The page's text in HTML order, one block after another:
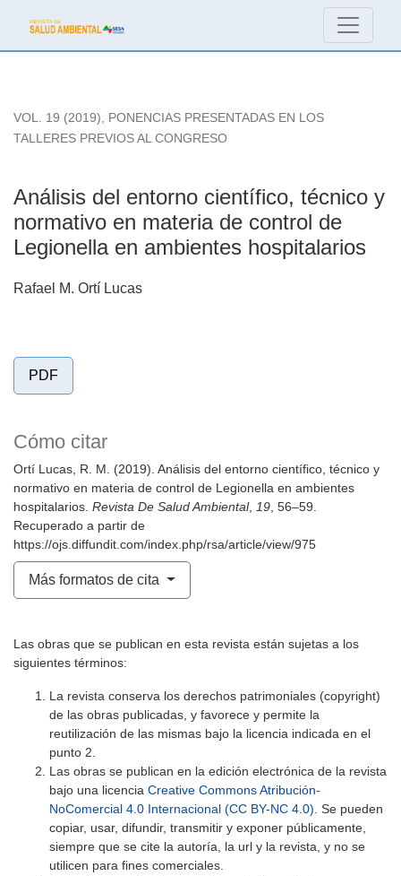
Análisis del entorno científico, técnico y normativo en
VOL. 19 (2019), PONENCIAS PRESENTADAS EN LOS
TALLERES PREVIOS AL CONGRESO
Análisis del entorno científico, técnico y
normativo en materia de control de
Legionella en ambientes hospitalarios
Rafael M. Ortí Lucas
PDF
Cómo citar
Ortí Lucas, R. M. (2019). Análisis del entorno científico, técnico y
normativo en materia de control de Legionella en ambientes
hospitalarios. Revista De Salud Ambiental, 19, 56–59.
Recuperado a partir de
https://ojs.diffundit.com/index.php/rsa/article/view/975
Más formatos de cita
Las obras que se publican en esta revista están sujetas a los
siguientes términos:
La revista conserva los derechos patrimoniales (copyright)
de las obras publicadas, y favorece y permite la
reutilización de las mismas bajo la licencia indicada en el
punto 2.
Las obras se publican en la edición electrónica de la revista
bajo una licencia Creative Commons Atribución-
NoComercial 4.0 Internacional (CC BY-NC 4.0). Se pueden
copiar, usar, difundir, transmitir y exponer públicamente,
siempre que se cite la autoría, la url y la revista, y no se
utilicen para fines comerciales.